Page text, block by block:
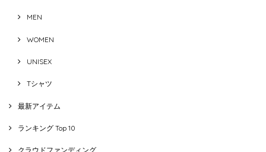
MEN
WOMEN
UNISEX
Tシャツ
最新アイテム
ランキング Top 10
クラウドファンディング